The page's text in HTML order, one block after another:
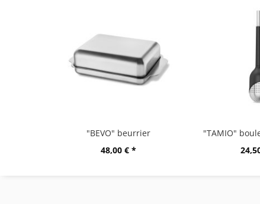
"BEVO" beurrier
48,00 € *